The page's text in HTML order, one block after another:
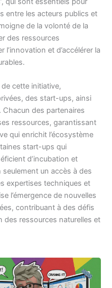
entre les acteurs publics et
de la volonté de la
des ressources
et d’accélérer la
cette initiative,
des start-ups, ainsi
des partenaires
ressources, garantissant
qui enrichit l’écosystème
start-ups qui
d’incubation et
seulement un accès à des
expertises techniques et
l’émergence de nouvelles
contribuant à des défis
des ressources naturelles et